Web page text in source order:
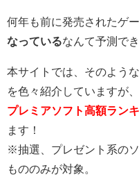
何年も前に発売されたゲー
なっているなんて予測で
本サイトでは、そのよう
を色々紹介していますが
プレミアソフト高額ラン
ます！
※抽選、プレゼント系の
もののみが対象。